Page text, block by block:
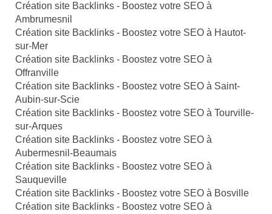
Création site Backlinks - Boostez votre SEO à
Ambrumesnil
Création site Backlinks - Boostez votre SEO à Hautot-
sur-Mer
Création site Backlinks - Boostez votre SEO à
Offranville
Création site Backlinks - Boostez votre SEO à Saint-
Aubin-sur-Scie
Création site Backlinks - Boostez votre SEO à Tourville-
sur-Arques
Création site Backlinks - Boostez votre SEO à
Aubermesnil-Beaumais
Création site Backlinks - Boostez votre SEO à
Sauqueville
Création site Backlinks - Boostez votre SEO à Bosville
Création site Backlinks - Boostez votre SEO à